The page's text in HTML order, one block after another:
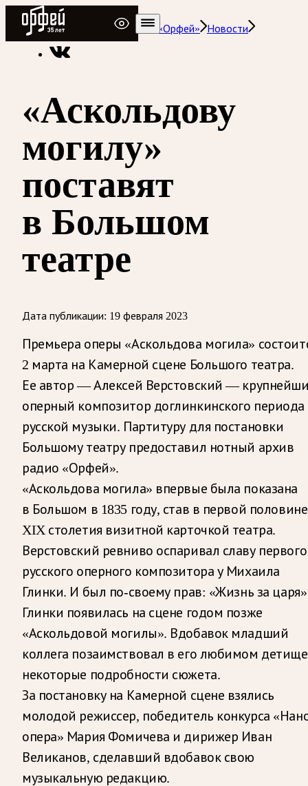
Радио Орфей
Радио классической музыки «Орфей»
Новости
«Аскольдову
могилу»
поставят
в Большом
театре
Дата публикации: 19 февраля 2023
Премьера оперы «Аскольдова могила»
2 марта на Камерной сцене Большого театра.
Ее автор — Алексей Верстовский —
оперный композитор доглинкинского периода
русской музыки. Партитуру для постановки
Большому театру предоставил нотный архив
радио «Орфей».
«Аскольдова могила» впервые была показана
в Большом в 1835 году, став в первой половине
XIX столетия визитной карточкой театра.
Верстовский ревниво оспаривал славу первого
русского оперного композитора у Михаила
Глинки. И был по-своему прав: «Жизнь за царя»
Глинки появилась на сцене годом позже
«Аскольдовой могилы». Вдобавок младший
коллега позаимствовал в его любимом детище
некоторые подробности сюжета.
За постановку на Камерной сцене взялись
молодой режиссер, победитель конкурса
опера» Мария Фомичева и дирижер Иван
Великанов, сделавший вдобавок свою
музыкальную редакцию.